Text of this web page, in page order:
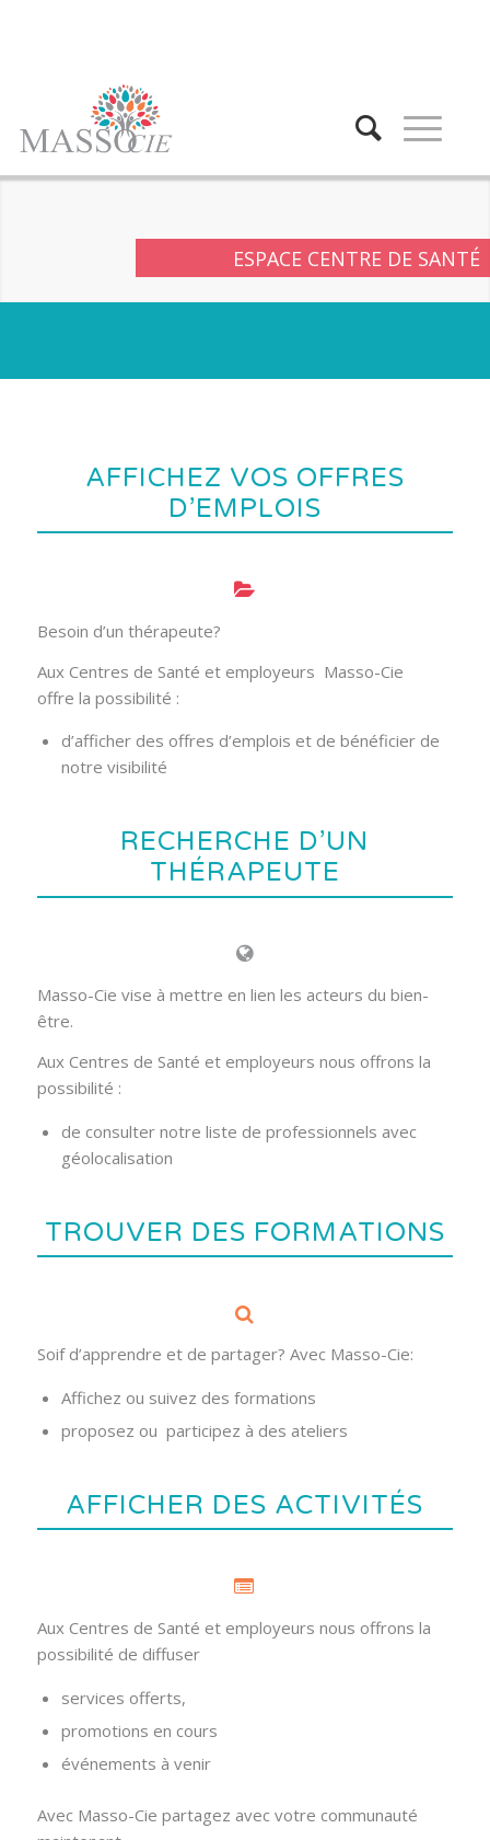
ESPACE CENTRE DE SANTÉ
AFFICHEZ VOS OFFRES
D’EMPLOIS
Besoin d’un thérapeute?
Aux Centres de Santé et employeurs Masso-Cie
offre la possibilité :
d’afficher des offres d’emplois et de bénéficier de
notre visibilité
RECHERCHE D’UN
THÉRAPEUTE
Masso-Cie vise à mettre en lien les acteurs du bien-
être.
Aux Centres de Santé et employeurs nous offrons la
possibilité :
de consulter notre liste de professionnels avec
géolocalisation
TROUVER DES FORMATIONS
Soif d’apprendre et de partager? Avec Masso-Cie:
Affichez ou suivez des formations
proposez ou participez à des ateliers
AFFICHER DES ACTIVITÉS
Aux Centres de Santé et employeurs nous offrons la
possibilité de diffuser
services offerts,
promotions en cours
événements à venir
Avec Masso-Cie partagez avec votre communauté